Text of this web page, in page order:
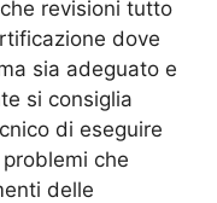
che revisioni tutto
dove
sia adeguato e
si consiglia
di eseguire
che
delle